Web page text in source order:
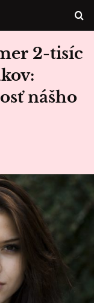
2-tisíc
nášho